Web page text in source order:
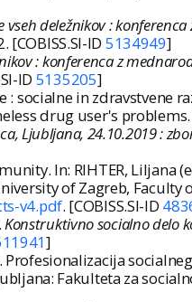
vseh deležnikov :
ID 5134949]
: konferenca z
ID 5135205]
: socialne in
drug user's problems.
Ljubljana, 24.10.2019 :
In: RIHTER, Liljana
of Zagreb, Faculty
v4.pdf. [COBISS.SI-ID
Konstruktivno socialno delo
]
Profesionalizacija
Fakulteta za